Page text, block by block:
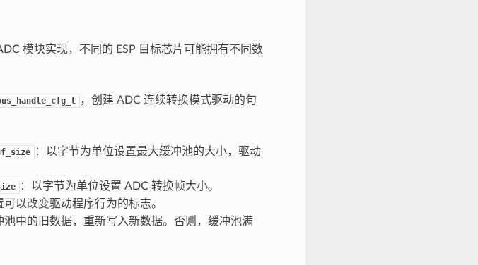
模块实现，不同的 ESP 目标芯片可能拥有不同数
，创建 ADC 连续转换模式驱动的句
：以字节为单位设置最大缓冲池的大小，驱动
：以字节为单位设置 ADC 转换帧大小。
可以改变驱动程序行为的标志。
池中的旧数据，重新写入新数据。否则，缓冲池满